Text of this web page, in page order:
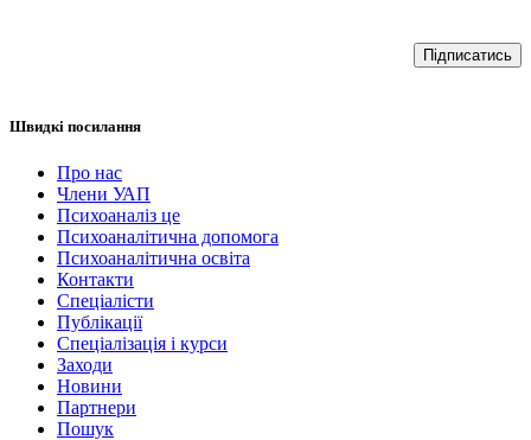
Підписатись
Швидкі посилання
Про нас
Члени УАП
Психоаналіз це
Психоаналітична допомога
Психоаналітична освіта
Контакти
Спеціалісти
Публікації
Cпеціалізація і курси
Заходи
Новини
Партнери
Пошук